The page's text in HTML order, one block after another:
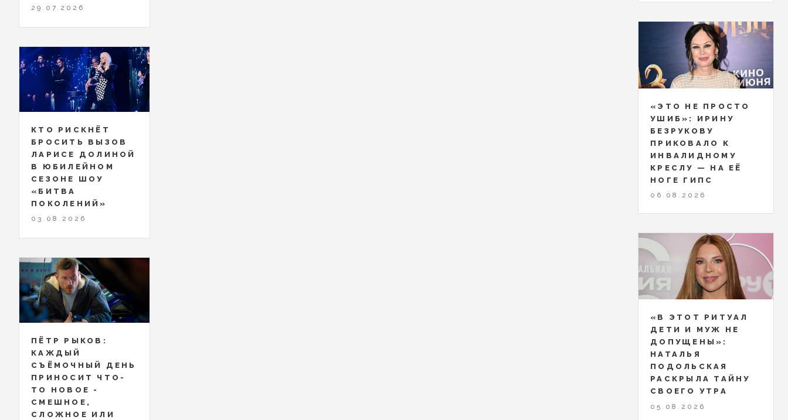
29.07.2026
КТО РИСКНЁТ
БРОСИТЬ ВЫЗОВ
ЛАРИСЕ ДОЛИНОЙ
В ЮБИЛЕЙНОМ
СЕЗОНЕ ШОУ
«БИТВА
ПОКОЛЕНИЙ»
03.08.2026
ПЁТР РЫКОВ:
КАЖДЫЙ
СЪЁМОЧНЫЙ ДЕНЬ
ПРИНОСИТ ЧТО-
ТО НОВОЕ -
СМЕШНОЕ,
СЛОЖНОЕ ИЛИ
«ЭТО НЕ ПРОСТО
УШИБ»: ИРИНУ
БЕЗРУКОВУ
ПРИКОВАЛО К
ИНВАЛИДНОМУ
КРЕСЛУ — НА ЕЁ
НОГЕ ГИПС
06.08.2026
«В ЭТОТ РИТУАЛ
ДЕТИ И МУЖ НЕ
ДОПУЩЕНЫ»:
НАТАЛЬЯ
ПОДОЛЬСКАЯ
РАСКРЫЛА ТАЙНУ
СВОЕГО УТРА
05.08.2026